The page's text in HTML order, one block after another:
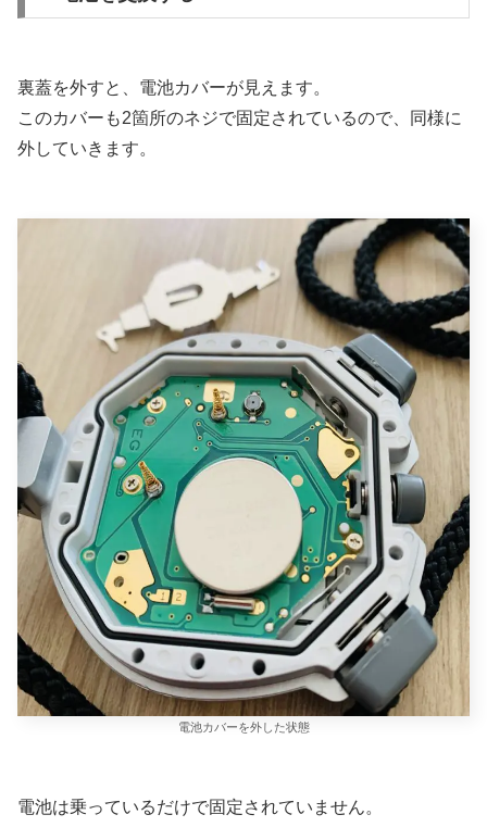
裏蓋を外すと、電池カバーが見えます。
このカバーも2箇所のネジで固定されているので、同様に
外していきます。
電池カバーを外した状態
電池は乗っているだけで固定されていません。